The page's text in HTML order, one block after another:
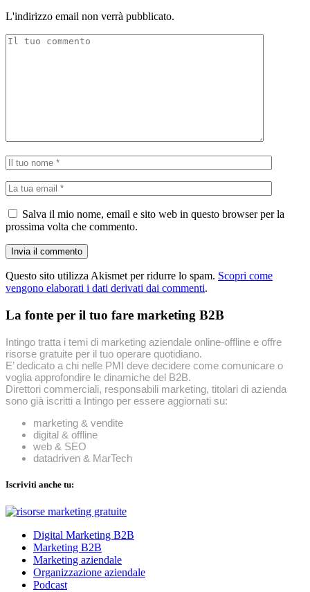
L'indirizzo email non verrà pubblicato.
Salva il mio nome, email e sito web in questo browser per la
prossima volta che commento.
Questo sito utilizza Akismet per ridurre lo spam. Scopri come
vengono elaborati i dati derivati dai commenti.
La fonte per il tuo fare marketing B2B
Intingo tratta i temi di marketing aziendale online-offline e offre
risorse gratuite per il tuo operare quotidiano.
E’ dedicato a chi nelle PMI deve decidere come comunicare o
voglia approfondire le dinamiche del B2B.
Direttori commerciali, responsabili marketing, titolari di azienda
sono già iscritti a Intingo per essere aggiornati su:
marketing & vendite
digital & offline
web & SEO
datadriven & MarTech
Iscriviti anche tu:
Digital Marketing B2B
Marketing B2B
Marketing aziendale
Organizzazione aziendale
Podcast